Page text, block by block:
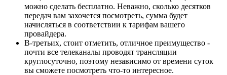
можно сделать бесплатно. Неважно, сколько десятков
передач вам захочется посмотреть, сумма будет
начисляться в соответствии к тарифам вашего
провайдера.
В-третьих, стоит отметить, отличное преимущество -
почти все телеканалы проводят трансляции
круглосуточно, поэтому независимо от времени суток
вы сможете посмотреть что-то интересное.